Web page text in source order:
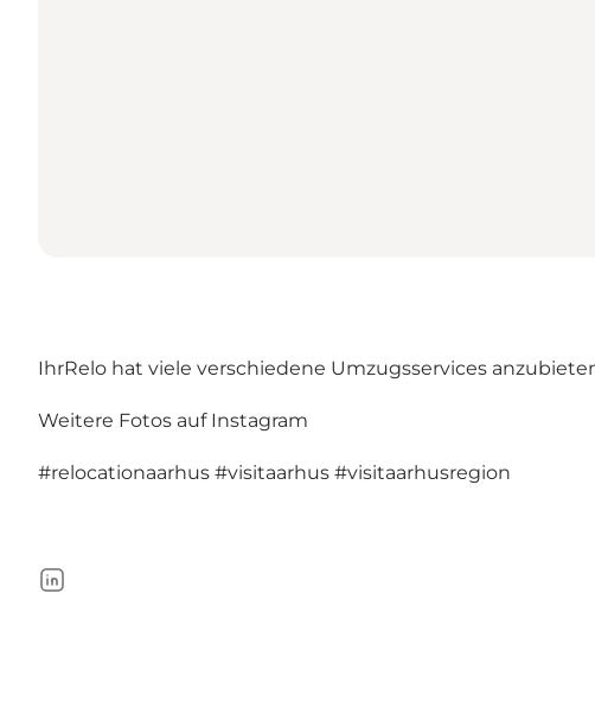
IhrRelo hat viele verschiedene Umzugsservices
Weitere Fotos auf Instagram
#relocationaarhus #visitaarhus #visitaarhusregion
LinkedIn